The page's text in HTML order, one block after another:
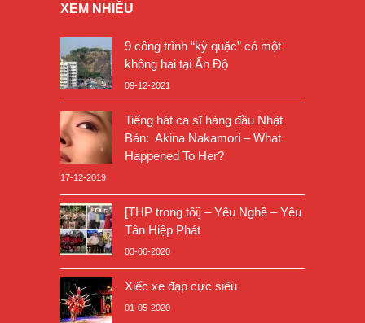
XEM NHIỀU
9 công trình “kỳ quặc” có một
không hai tại Ấn Độ
09-12-2021
Tiếng hát ca sĩ hàng đầu Nhật
Bản: Akina Nakamori – What
Happened To Her?
17-12-2019
[THP trong tôi] – Yêu Nghề – Yêu
Tân Hiệp Phát
03-06-2020
Xiếc xe đạp cực siêu
01-05-2020